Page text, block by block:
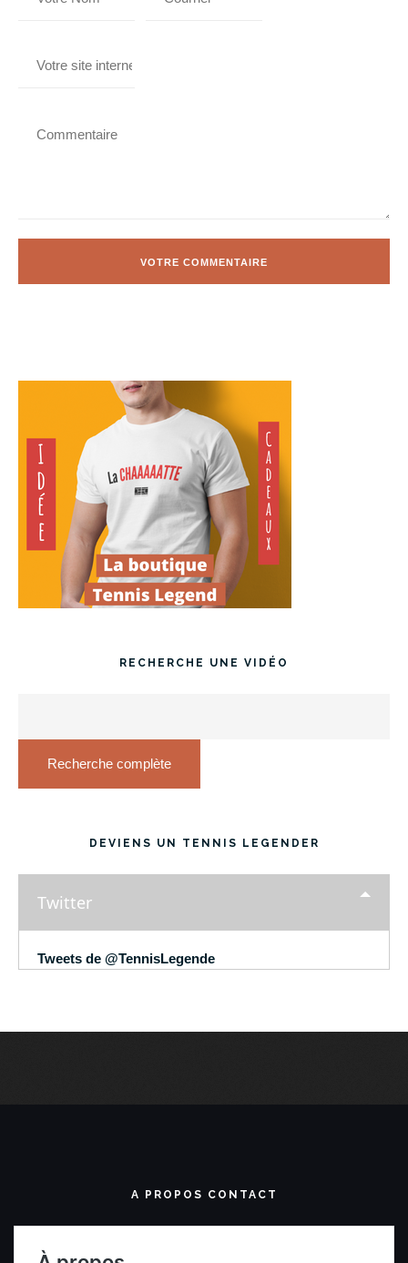
RECHERCHE UNE VIDÉO
Recherche complète
DEVIENS UN TENNIS LEGENDER
Twitter
Tweets de @TennisLegende
A PROPOS CONTACT